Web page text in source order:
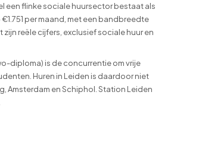
een flinke sociale huursector bestaat als
per maand, met een bandbreedte
reële cijfers, exclusief sociale huur en
diploma) is de concurrentie om vrije
Huren in Leiden is daardoor niet
Amsterdam en Schiphol. Station Leiden